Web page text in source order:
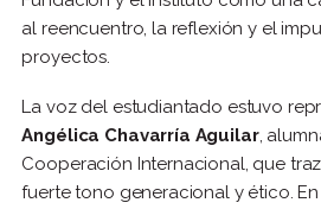
al reencuentro, la reflexión y el
proyectos.
La voz del estudiantado estuvo
Angélica Chavarría Aguilar,
Cooperación Internacional, que
fuerte tono generacional y ético.